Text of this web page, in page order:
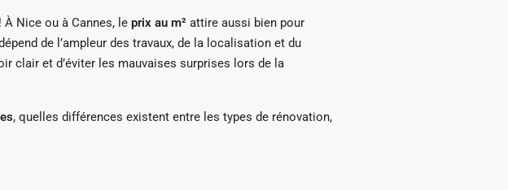
Nice ou à Cannes, le prix au m² attire aussi bien pour
de l’ampleur des travaux, de la localisation et du
clair et d’éviter les mauvaises surprises lors de la
, quelles différences existent entre les types de rénovation,